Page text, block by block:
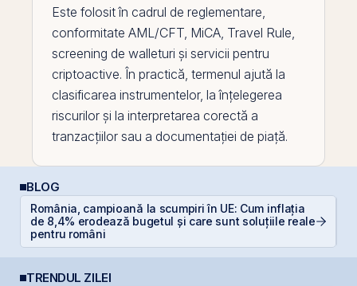
Este folosit în cadrul de reglementare,
conformitate AML/CFT, MiCA, Travel Rule,
screening de walleturi și servicii pentru
criptoactive. În practică, termenul ajută la
clasificarea instrumentelor, la înțelegerea
riscurilor și la interpretarea corectă a
tranzacțiilor sau a documentației de piață.
BLOG
România, campioană la scumpiri în UE: Cum inflația
de 8,4% erodează bugetul și care sunt soluțiile reale
pentru români
TRENDUL ZILEI